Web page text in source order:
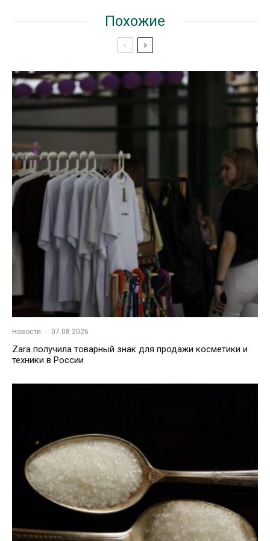
Похожие
Новости · 07.08.2026
Zara получила товарный знак для продажи косметики и
техники в России